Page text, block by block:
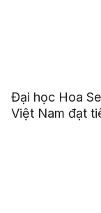
Đại học Hoa
Việt Nam đạt